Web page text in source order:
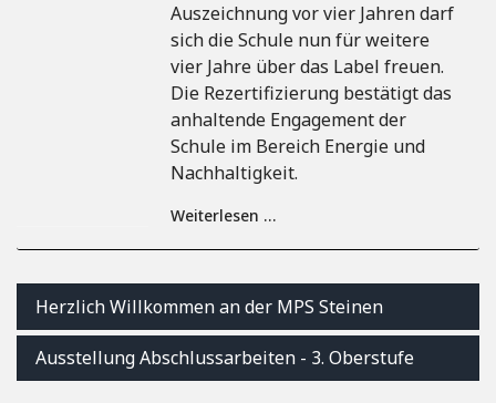
Auszeichnung vor vier Jahren darf
sich die Schule nun für weitere
vier Jahre über das Label freuen.
Die Rezertifizierung bestätigt das
anhaltende Engagement der
Schule im Bereich Energie und
Nachhaltigkeit.
Weiterlesen …
Herzlich Willkommen an der MPS Steinen
Ausstellung Abschlussarbeiten - 3. Oberstufe